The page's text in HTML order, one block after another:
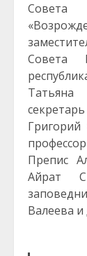
Совета
Совета
Препис
Айрат
Валеева и